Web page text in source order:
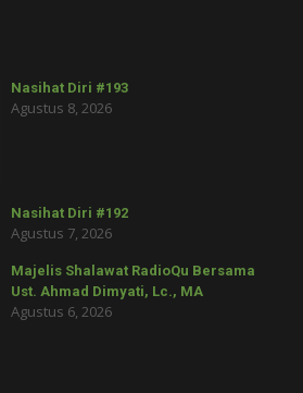
Nasihat Diri #193
Agustus 8, 2026
Nasihat Diri #192
Agustus 7, 2026
Majelis Shalawat RadioQu Bersama
Ust. Ahmad Dimyati, Lc., MA
Agustus 6, 2026